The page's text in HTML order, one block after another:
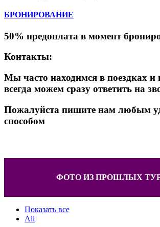
БРОНИРОВАНИЕ
50% предоплата в момент
Контакты:
Мы часто находимся в поездках и
всегда можем сразу ответить на
Пожалуйста пишите нам любым
способом
ФОТО ИЗ ПРОШЛЫХ
Показать все
All